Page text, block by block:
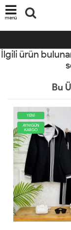
menü
İlgili ürün
Bu
YENİ
AYNIGÜN
KARGO